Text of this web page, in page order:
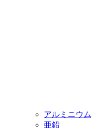
アルミニウム
亜鉛